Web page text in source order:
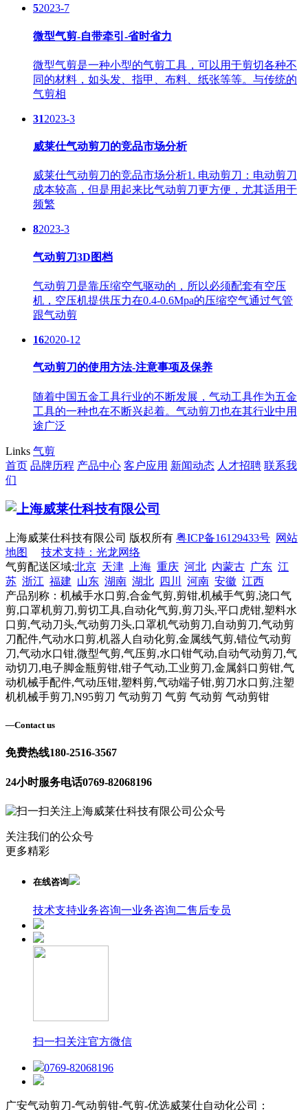
52023-7
微型气剪-自带牵引-省时省力
微型气剪是一种小型的气剪工具，可以用于剪切各种不
同的材料，如头发、指甲、布料、纸张等等。与传统的
气剪相
312023-3
威莱仕气动剪刀的竞品市场分析
威莱仕气动剪刀的竞品市场分析1. 电动剪刀：电动剪刀
成本较高，但是用起来比气动剪刀更方便，尤其适用于
频繁
82023-3
气动剪刀3D图档
气动剪刀是靠压缩空气驱动的，所以必须配套有空压
机，空压机提供压力在0.4-0.6Mpa的压缩空气通过气管
跟气动剪
162020-12
气动剪刀的使用方法-注意事项及保养
随着中国五金工具行业的不断发展，气动工具作为五金
工具的一种也在不断兴起着。气动剪刀也在其行业中用
途广泛
Links 气剪
首页 品牌历程 产品中心 客户应用 新闻动态 人才招聘 联系我
们
上海威莱仕科技有限公司 版权所有 粤ICP备16129433号 网站
地图
技术支持：光龙网络
气剪配送区域:北京 天津 上海 重庆 河北 内蒙古 广东 江
苏 浙江 福建 山东 湖南 湖北 四川 河南 安徽 江西
产品别称：机械手水口剪,合金气剪,剪钳,机械手气剪,浇口气
剪,口罩机剪刀,剪切工具,自动化气剪,剪刀头,平口虎钳,塑料水
口剪,气动刀头,气动剪刀头,口罩机气动剪刀,自动剪刀,气动剪
刀配件,气动水口剪,机器人自动化剪,金属线气剪,错位气动剪
刀,气动水口钳,微型气剪,气压剪,水口钳气动,自动气动剪刀,气
动切刀,电子脚金瓶剪钳,钳子气动,工业剪刀,金属斜口剪钳,气
动机械手配件,气动压钳,塑料剪,气动端子钳,剪刀水口剪,注塑
机机械手剪刀,N95剪刀 气动剪刀 气剪 气动剪 气动剪钳
—Contact us
免费热线180-2516-3567
24小时服务电话0769-82068196
关注我们的公众号
更多精彩
在线咨询
技术支持业务咨询一业务咨询二售后专员
扫一扫关注官方微信
0769-82068196
广安气动剪刀-气动剪钳-气剪-优选威莱仕自动化公司：